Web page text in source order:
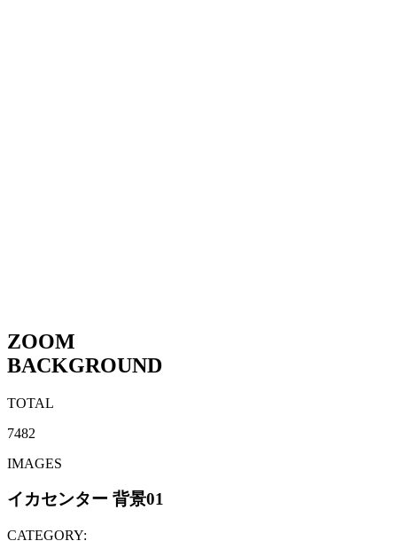
ZOOM
BACKGROUND
TOTAL
7482
IMAGES
イカセンター 背景01
CATEGORY: